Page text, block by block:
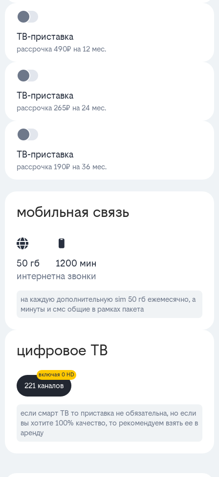
ТВ-приставка
рассрочка 490₽ на 12 мес.
ТВ-приставка
рассрочка 265₽ на 24 мес.
ТВ-приставка
рассрочка 190₽ на 36 мес.
мобильная связь
50 гб
интернет
1200 мин
на звонки
на каждую дополнительную sim 50 гб ежемесячно, а
минуты и смс общие в рамках пакета
цифровое ТВ
221 каналов
включая 0 HD
если смарт ТВ то приставка не обязательна, но если
вы хотите 100% качество, то рекомендуем взять ее в
аренду